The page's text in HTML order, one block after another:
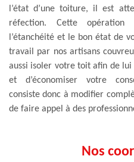
l’état d’une toiture, il est
réfection. Cette
l’étanchéité et le bon état de
travail par nos artisans
aussi isoler votre toit afin de
et d’économiser votre
consiste donc à modifier
de faire appel à des
Nos